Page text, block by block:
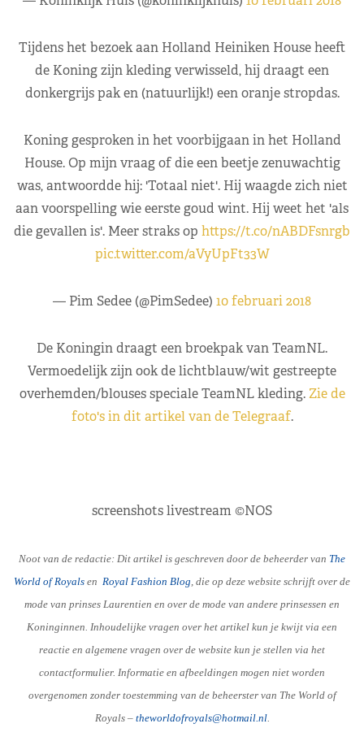
Tijdens het bezoek aan Holland Heiniken House heeft
de Koning zijn kleding verwisseld, hij draagt een
donkergrijs pak en (natuurlijk!) een oranje stropdas.
Koning gesproken in het voorbijgaan in het Holland
House. Op mijn vraag of die een beetje zenuwachtig
was, antwoordde hij: 'Totaal niet'. Hij waagde zich niet
aan voorspelling wie eerste goud wint. Hij weet het 'als
die gevallen is'. Meer straks op https://t.co/nABDFsnrgb
pic.twitter.com/aVyUpFt33W
— Pim Sedee (@PimSedee) 10 februari 2018
De Koningin draagt een broekpak van TeamNL.
Vermoedelijk zijn ook de lichtblauw/wit gestreepte
overhemden/blouses speciale TeamNL kleding.Zie de
foto's in dit artikel van de Telegraaf.
screenshots livestream ©NOS
Noot van de redactie: Dit artikel is geschreven door de beheerder van The
World of Royals en Royal Fashion Blog , die op deze website schrijft over de
mode van prinses Laurentien en over de mode van andere prinsessen en
Koninginnen. Inhoudelijke vragen over het artikel kun je kwijt via een
reactie en algemene vragen over de website kun je stellen via het
contactformulier. Informatie en afbeeldingen mogen niet worden
overgenomen zonder toestemming van de beheerster van The World of
Royals – theworldofroyals@hotmail.nl.